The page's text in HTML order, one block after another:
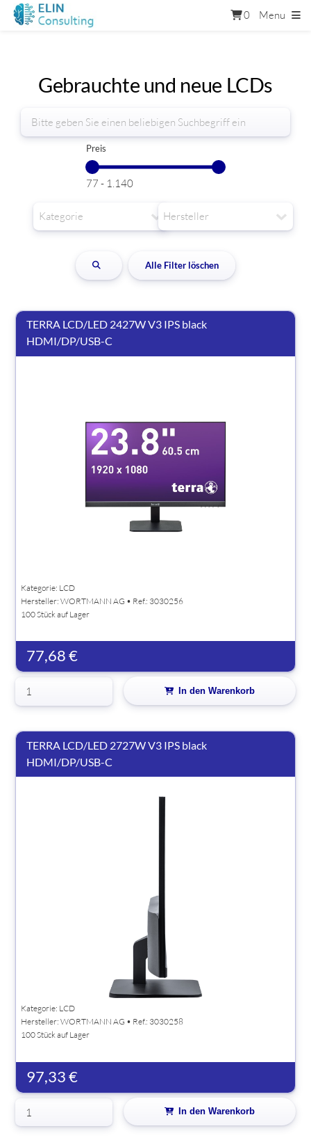
0 Menu
Gebrauchte und neue LCDs
Preis
77 - 1.140
Alle Filter löschen
TERRA LCD/LED 2427W V3 IPS black
HDMI/DP/USB-C
Kategorie: LCD
Hersteller:WORTMANN AG • Ref.: 3030256
100 Stück auf Lager
77,68 €
In den Warenkorb
TERRA LCD/LED 2727W V3 IPS black
HDMI/DP/USB-C
Kategorie: LCD
Hersteller:WORTMANN AG • Ref.: 3030258
100 Stück auf Lager
97,33 €
In den Warenkorb